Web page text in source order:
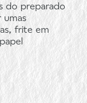
do preparado
umas
frite em